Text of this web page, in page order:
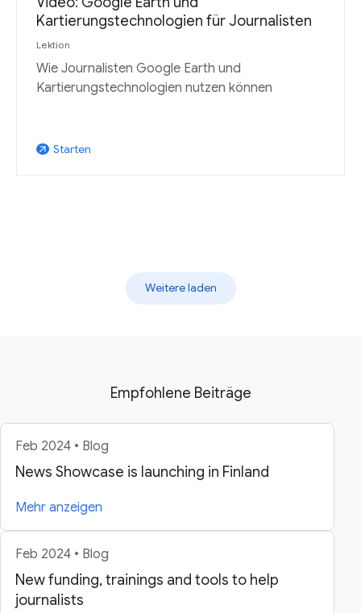
Kartierungstechnologien für Journalisten
Lektion
Wie Journalisten Google Earth und
Kartierungstechnologien nutzen können
arrow_outward Starten
Weitere laden
Empfohlene Beiträge
Feb 2024 • Blog
News Showcase is launching in Finland
Mehr anzeigen
Feb 2024 • Blog
New funding, trainings and tools to help
journalists